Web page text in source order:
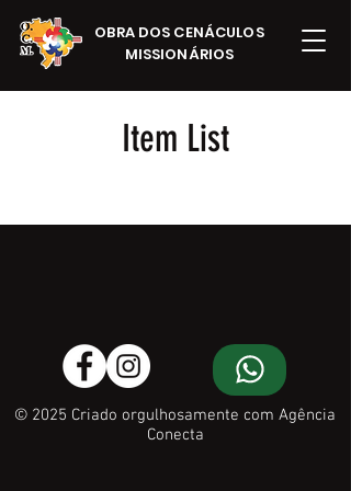
OBRA DOS CENÁCULOS
MISSIONÁRIOS
Item List
© 2025 Criado orgulhosamente com Agência
Conecta